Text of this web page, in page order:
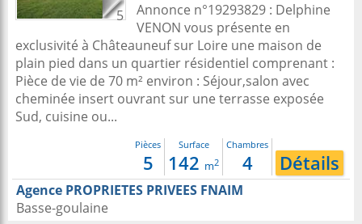
5
Annonce n°19293829 : Delphine
VENON vous présente en
exclusivité à Châteauneuf sur Loire une maison de
plain pied dans un quartier résidentiel comprenant :
Pièce de vie de 70 m² environ : Séjour,salon avec
cheminée insert ouvrant sur une terrasse exposée
Sud, cuisine ou...
Pièces
5
Surface
142 m2
Chambres
4 Détails
Agence PROPRIETES PRIVEES FNAIM
Basse-goulaine